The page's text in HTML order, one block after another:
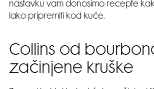
nastavku vam donosimo recepte
lako pripremiti kod kuće.
Collins od
začinjene kruške